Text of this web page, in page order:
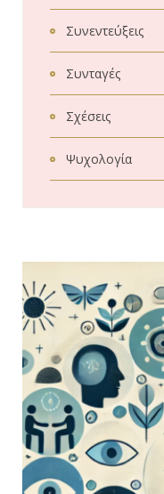
Συνεντεύξεις
Συνταγές
Σχέσεις
Ψυχολογία